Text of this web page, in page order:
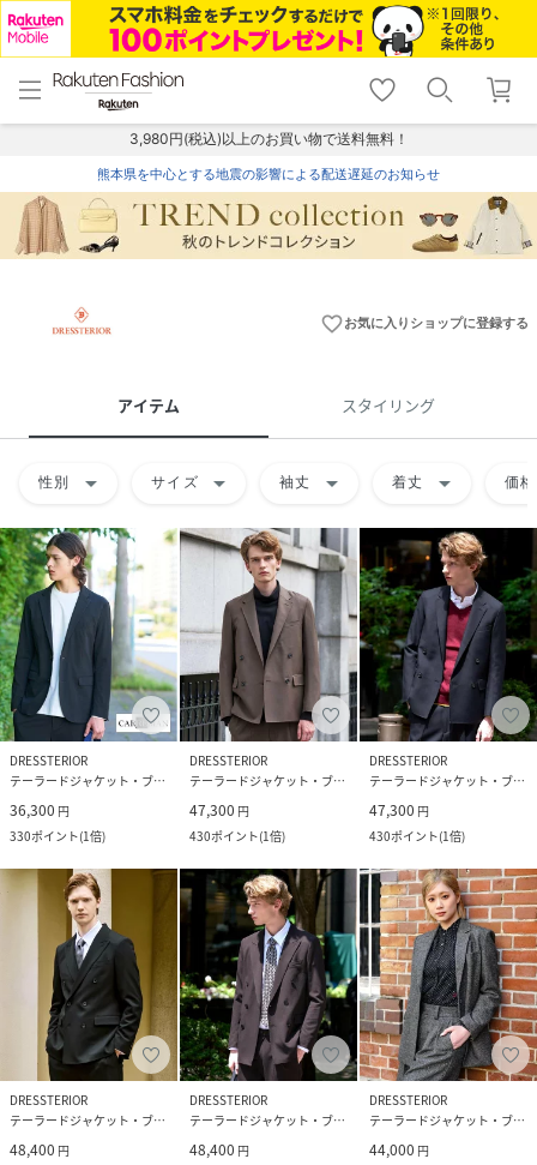
menu home
トップ
shopping_cart lock_outline
ログイン
3,980円(税込)以上のお買い物で送料無料！
熊本県を中心とする地震の影響による配送遅延のお知らせ
favorite_borderお気に入りショップに登録する
アイテム スタイリング
性別 arrow_drop_down サイズ arrow_drop_down 袖丈 arrow_drop_down 着丈 arrow_drop_down 価格
DRESSTERIOR
テーラードジャケット・ブレザー
36,300 円
330ポイント(1倍)
DRESSTERIOR
テーラードジャケット・ブレザー
47,300 円
430ポイント(1倍)
DRESSTERIOR
テーラードジャケット・ブレザー
47,300 円
430ポイント(1倍)
DRESSTERIOR
テーラードジャケット・ブレザー
48,400 円
DRESSTERIOR
テーラードジャケット・ブレザー
48,400 円
DRESSTERIOR
テーラードジャケット・ブレザー
44,000 円